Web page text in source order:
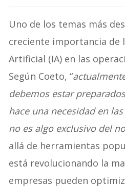
Uno de los temas más
creciente importancia de
Artificial (IA) en las
Según Coeto, “
debemos estar
hace una necesidad en
no es algo exclusivo del
allá de herramientas
está revolucionando la
empresas pueden